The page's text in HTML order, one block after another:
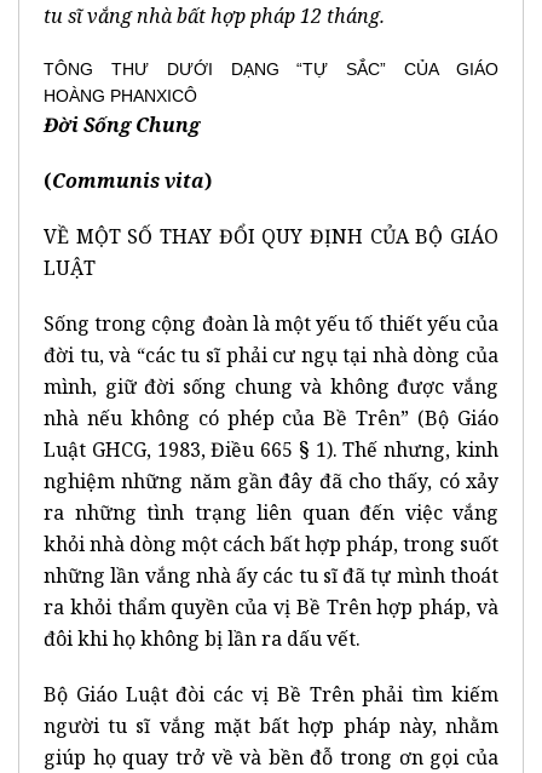
tu sĩ vắng nhà bất hợp pháp 12 tháng.
TÔNG THƯ DƯỚI DẠNG “TỰ SẮC”CỦA GIÁO
HOÀNG PHANXICÔ
Đời Sống Chung
(Communis vita)
VỀ MỘT SỐ THAY ĐỔI QUY ĐỊNH CỦA BỘ GIÁO
LUẬT
Sống trong cộng đoàn là một yếu tố thiết yếu của
đời tu, và “các tu sĩ phải cư ngụ tại nhà dòng của
mình, giữ đời sống chung và không được vắng
nhà nếu không có phép của Bề Trên” (Bộ Giáo
Luật GHCG, 1983, Điều 665 § 1). Thế nhưng, kinh
nghiệm những năm gần đây đã cho thấy, có xảy
ra những tình trạng liên quan đến việc vắng
khỏi nhà dòng một cách bất hợp pháp, trong suốt
những lần vắng nhà ấy các tu sĩ đã tự mình thoát
ra khỏi thẩm quyền của vị Bề Trên hợp pháp, và
đôi khi họ không bị lần ra dấu vết.
Bộ Giáo Luật đòi các vị Bề Trên phải tìm kiếm
người tu sĩ vắng mặt bất hợp pháp này, nhằm
giúp họ quay trở về và bền đỗ trong ơn gọi của